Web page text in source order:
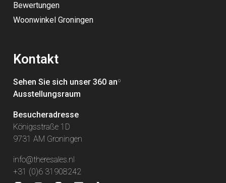
Bewertungen
Woonwinkel Groningen
Kontakt
Sehen Sie sich unser 360 anº
Ausstellungsraum
Besucheradresse
Königsstraße 1D
9731 AM Groningen
info@theresales.nl
+31 (0)6 31908242